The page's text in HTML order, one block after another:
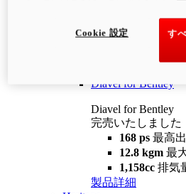
12.2 kgm
最
装備
Diavel for Bentley
Diavel for Bentley
完売いたしました
168 ps 最高
12.8 kgm 最
1,158cc 排気
製品詳細
す
Cookie 設定